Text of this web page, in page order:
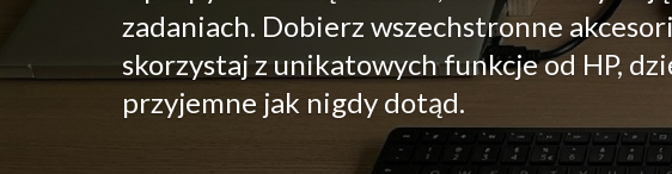
zadaniach. Dobierz wszechstronne
skorzystaj z unikatowych funkcje od HP,
przyjemne jak nigdy dotąd.